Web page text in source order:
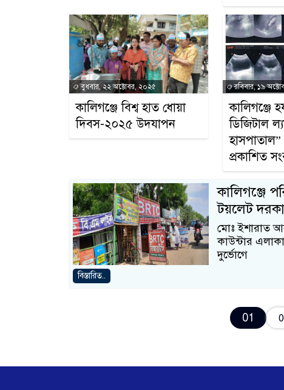
বুধবার, ২২ অক্টোবর, ২০২৫
কালিগঞ্জে বিশ্ব হাত ধোয়া
দিবস-২০২৫ উদযাপন
রবিবার, ১৯
কালিগঞ্জে
ডিজিটাল
প্রকাশিত
কালিগঞ্জে
টয়লেট
মোঃ ইশারাত
কাউন্টার
দুর্ভোগে
বিস্তারিত..
01